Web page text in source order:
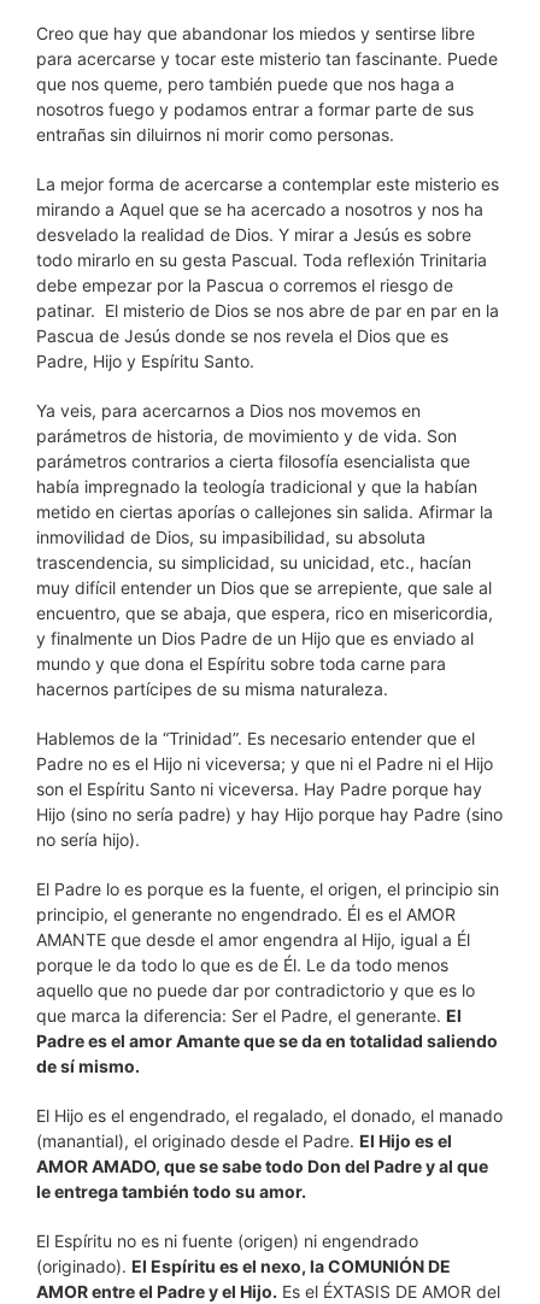
Creo que hay que abandonar los miedos y sentirse libre
para acercarse y tocar este misterio tan fascinante. Puede
que nos queme, pero también puede que nos haga a
nosotros fuego y podamos entrar a formar parte de sus
entrañas sin diluirnos ni morir como personas.
La mejor forma de acercarse a contemplar este misterio es
mirando a Aquel que se ha acercado a nosotros y nos ha
desvelado la realidad de Dios. Y mirar a Jesús es sobre
todo mirarlo en su gesta Pascual. Toda reflexión Trinitaria
debe empezar por la Pascua o corremos el riesgo de
patinar. El misterio de Dios se nos abre de par en par en la
Pascua de Jesús donde se nos revela el Dios que es
Padre, Hijo y Espíritu Santo.
Ya veis, para acercarnos a Dios nos movemos en
parámetros de historia, de movimiento y de vida. Son
parámetros contrarios a cierta filosofía esencialista que
había impregnado la teología tradicional y que la habían
metido en ciertas aporías o callejones sin salida. Afirmar la
inmovilidad de Dios, su impasibilidad, su absoluta
trascendencia, su simplicidad, su unicidad, etc., hacían
muy difícil entender un Dios que se arrepiente, que sale al
encuentro, que se abaja, que espera, rico en misericordia,
y finalmente un Dios Padre de un Hijo que es enviado al
mundo y que dona el Espíritu sobre toda carne para
hacernos partícipes de su misma naturaleza.
Hablemos de la “Trinidad”. Es necesario entender que el
Padre no es el Hijo ni viceversa; y que ni el Padre ni el Hijo
son el Espíritu Santo ni viceversa. Hay Padre porque hay
Hijo (sino no sería padre) y hay Hijo porque hay Padre (sino
no sería hijo).
El Padre lo es porque es la fuente, el origen, el principio sin
principio, el generante no engendrado. Él es el AMOR
AMANTE que desde el amor engendra al Hijo, igual a Él
porque le da todo lo que es de Él. Le da todo menos
aquello que no puede dar por contradictorio y que es lo
que marca la diferencia: Ser el Padre, el generante. El
Padre es el amor Amante que se da en totalidad saliendo
de sí mismo.
El Hijo es el engendrado, el regalado, el donado, el manado
(manantial), el originado desde el Padre. El Hijo es el
AMOR AMADO, que se sabe todo Don del Padre y al que
le entrega también todo su amor.
El Espíritu no es ni fuente (origen) ni engendrado
(originado). El Espíritu es el nexo, la COMUNIÓN DE
AMOR entre el Padre y el Hijo. Es el ÉXTASIS DE AMOR del